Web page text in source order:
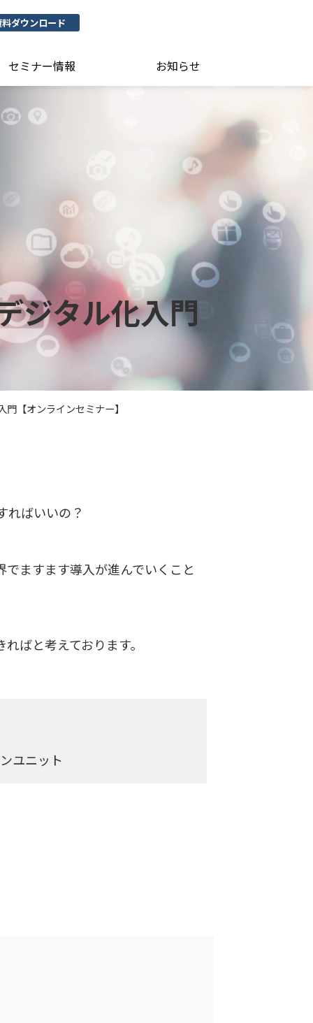
ダウンロード
セミナー情報 お知らせ
ジタル化入門
【オンラインセミナー】
ればいいの？
ますます導入が進んでいくこと
ばと考えております。
ユニット